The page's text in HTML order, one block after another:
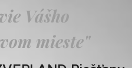
Vášho
mieste"